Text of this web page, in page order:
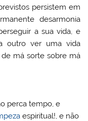
persistem em
desarmonia
a sua vida, e
outro ver uma vida
má sorte sobre má
perca tempo, e
espiritual!, e não